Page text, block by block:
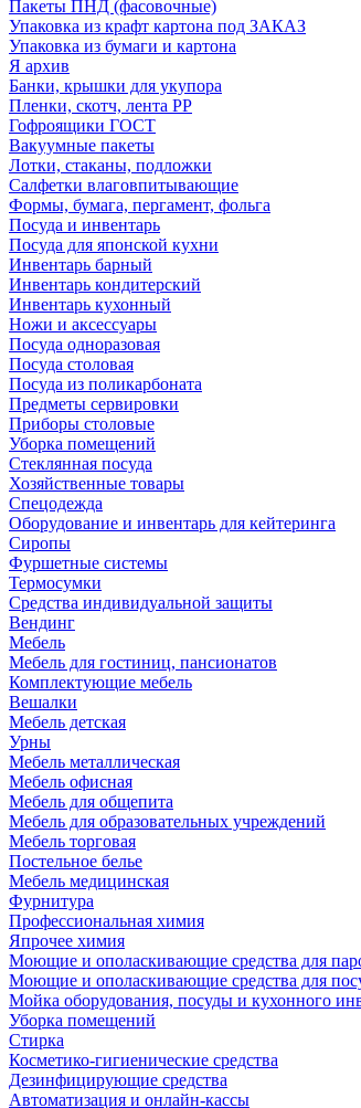
Пакеты ПНД (фасовочные)
Упаковка из крафт картона под ЗАКАЗ
Упаковка из бумаги и картона
Я архив
Банки, крышки для укупора
Пленки, скотч, лента РР
Гофроящики ГОСТ
Вакуумные пакеты
Лотки, стаканы, подложки
Салфетки влаговпитывающие
Формы, бумага, пергамент, фольга
Посуда и инвентарь
Посуда для японской кухни
Инвентарь барный
Инвентарь кондитерский
Инвентарь кухонный
Ножи и аксессуары
Посуда одноразовая
Посуда столовая
Посуда из поликарбоната
Предметы сервировки
Приборы столовые
Уборка помещений
Стеклянная посуда
Хозяйственные товары
Спецодежда
Оборудование и инвентарь для кейтеринга
Сиропы
Фуршетные системы
Термосумки
Средства индивидуальной защиты
Вендинг
Мебель
Мебель для гостиниц, пансионатов
Комплектующие мебель
Вешалки
Мебель детская
Урны
Мебель металлическая
Мебель офисная
Мебель для общепита
Мебель для образовательных учреждений
Мебель торговая
Постельное белье
Мебель медицинская
Фурнитура
Профессиональная химия
Япрочее химия
Моющие и ополаскивающие средства для
Моющие и ополаскивающие средства для
Мойка оборудования, посуды и кухонного
Уборка помещений
Стирка
Косметико-гигиенические средства
Дезинфицирующие средства
Автоматизация и онлайн-кассы